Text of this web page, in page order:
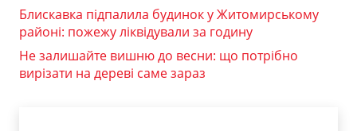
Блискавка підпалила будинок у Житомирському
районі: пожежу ліквідували за годину
Не залишайте вишню до весни: що потрібно
вирізати на дереві саме зараз